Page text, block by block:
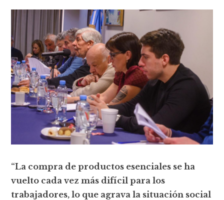
“La compra de productos esenciales se ha
vuelto cada vez más difícil para los
trabajadores, lo que agrava la situación social